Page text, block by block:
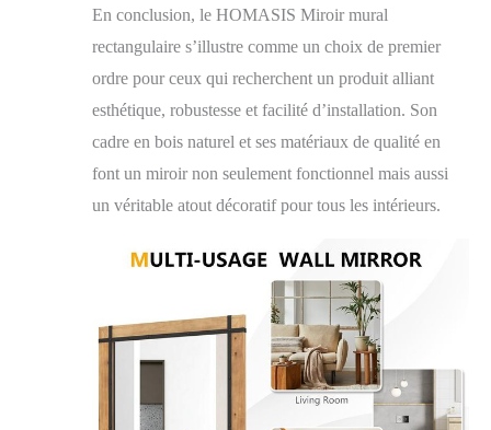
En conclusion, le HOMASIS Miroir mural
rectangulaire s’illustre comme un choix de premier
ordre pour ceux qui recherchent un produit alliant
esthétique, robustesse et facilité d’installation. Son
cadre en bois naturel et ses matériaux de qualité en
font un miroir non seulement fonctionnel mais aussi
un véritable atout décoratif pour tous les intérieurs.